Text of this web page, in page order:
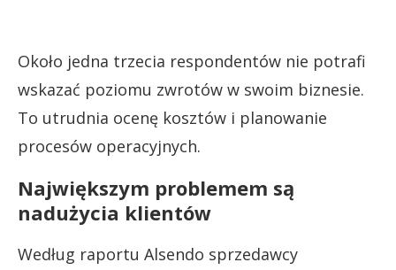
Około jedna trzecia respondentów nie potrafi
wskazać poziomu zwrotów w swoim biznesie.
To utrudnia ocenę kosztów i planowanie
procesów operacyjnych.
Największym problemem są
nadużycia klientów
Według raportu Alsendo sprzedawcy